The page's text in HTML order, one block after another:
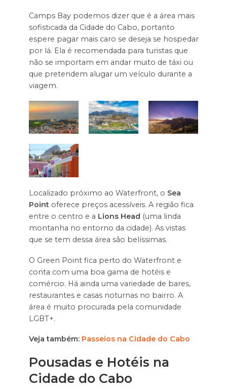
Camps Bay podemos dizer que é a área mais
sofisticada da Cidade do Cabo, portanto
espere pagar mais caro se deseja se hospedar
por lá. Ela é recomendada para turistas que
não se importam em andar muito de táxi ou
que pretendem alugar um veículo durante a
viagem.
Localizado próximo ao Waterfront, o Sea
Point oferece preços acessíveis. A região fica
entre o centro e a Lions Head (uma linda
montanha no entorno da cidade). As vistas
que se tem dessa área são belíssimas.
O Green Point fica perto do Waterfront e
conta com uma boa gama de hotéis e
comércio. Há ainda uma variedade de bares,
restaurantes e casas noturnas no bairro. A
área é muito procurada pela comunidade
LGBT+.
Veja também: Passeios na Cidade do Cabo
Pousadas e Hotéis na
Cidade do Cabo